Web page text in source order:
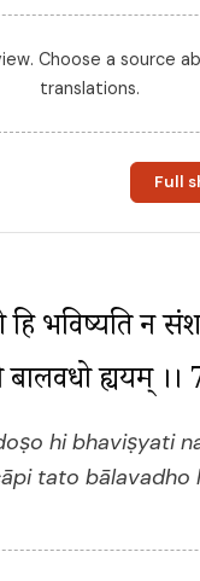
Choose a source
translations.
Full
हि भविष्यति न
ह्ययम्
hi bhaviṣyati
tato bālavadho